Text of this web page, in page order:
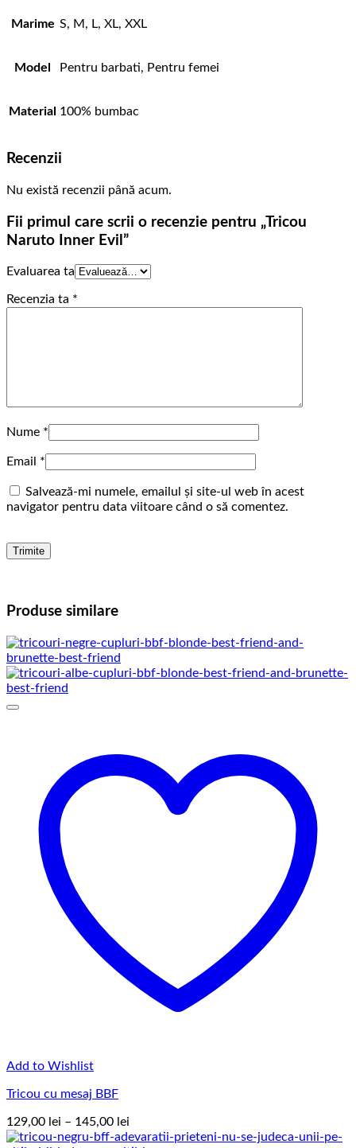
Marime S, M, L, XL, XXL
Model Pentru barbati, Pentru femei
Material 100% bumbac
Recenzii
Nu există recenzii până acum.
Fii primul care scrii o recenzie pentru „Tricou
Naruto Inner Evil”
Evaluarea ta
Recenzia ta *
Nume *
Email *
Salvează-mi numele, emailul și site-ul web în acest
navigator pentru data viitoare când o să comentez.
Produse similare
Add to Wishlist
Tricou cu mesaj BBF
129,00 lei – 145,00 lei
de